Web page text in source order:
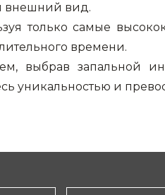
внешний вид.
только самые
времени.
выбрав запальной
уникальностью и